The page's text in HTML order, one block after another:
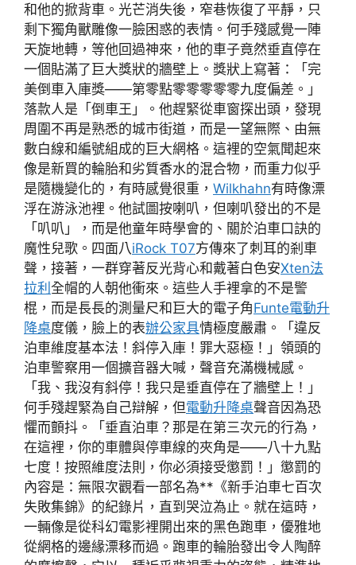
和他的掀背車。光芒消失後，窄巷恢復了平靜，只
剩下獨角獸雕像一臉困惑的表情。何手殘感覺一陣
天旋地轉，等他回過神來，他的車子竟然垂直停在
一個貼滿了巨大獎狀的牆壁上。獎狀上寫著：「完
美倒車入庫獎——第零點零零零零零九度偏差。」
落款人是「倒車王」。他趕緊從車窗探出頭，發現
周圍不再是熟悉的城市街道，而是一望無際、由無
數白線和編號組成的巨大網格。這裡的空氣聞起來
像是新買的輪胎和劣質香水的混合物，而重力似乎
是隨機變化的，有時感覺很重， Wilkhahn有時像漂
浮在游泳池裡。他試圖按喇叭，但喇叭發出的不是
「叭叭」，而是他童年時學會的、關於泊車口訣的
魔性兒歌。四面八iRock T07方傳來了刺耳的剎車
聲，接著，一群穿著反光背心和戴著白色安Xten法
拉利 全帽的人朝他衝來。這些人手裡拿的不是警
棍，而是長長的測量尺和巨大的電子角Funte電動升
降桌度儀，臉上的表辦公家具情極度嚴肅。「違反
泊車維度基本法！斜停入庫！罪大惡極！」領頭的
泊車警察用一個擴音器大喊，聲音充滿機械感。
「我、我沒有斜停！我只是垂直停在了牆壁上！」
何手殘趕緊為自己辯解，但電動升降桌聲音因為恐
懼而顫抖。「垂直泊車？那是在第三次元的行為，
在這裡，你的車體與停車線的夾角是——八十九點
七度！按照維度法則，你必須接受懲罰！」懲罰的
內容是：無限次觀看一部名為**《新手泊車七百次
失敗集錦》的紀錄片，直到哭泣為止。就在這時，
一輛像是從科幻電影裡開出來的黑色跑車，優雅地
從網格的邊緣漂移而過。跑車的輪胎發出令人陶醉